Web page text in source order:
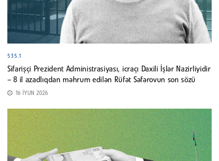
535.1
Sifarişçi Prezident Administrasiyası, icraçı Daxili İşlər Nazirliyidir
– 8 il azadlıqdan məhrum edilən Rüfət Səfərovun son sözü
16 İYUN 2026